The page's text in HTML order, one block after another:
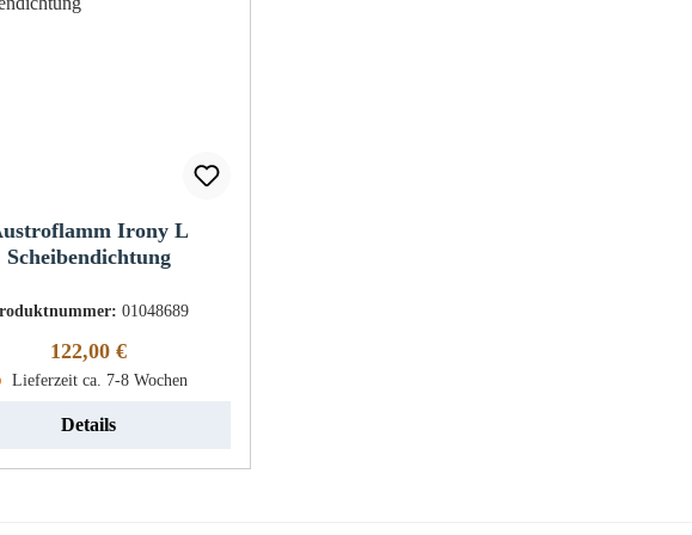
Irony L
Scheibendichtung
01048689
Regulärer Preis:
122,00 €
Lieferzeit ca. 7-8 Wochen
Details